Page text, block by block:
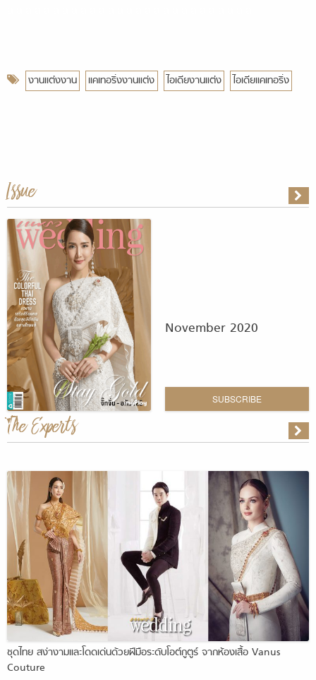
งานแต่งงาน แคเทอริ่งงานแต่ง ไอเดียงานแต่ง ไอเดียแคเทอริ่ง
Issue
November 2020
SUBSCRIBE
The Experts
ชุดไทย สง่างามและโดดเด่นด้วยฝีมือระดับโอต์กูตูร์ จากห้องเสื้อ Vanus
Couture